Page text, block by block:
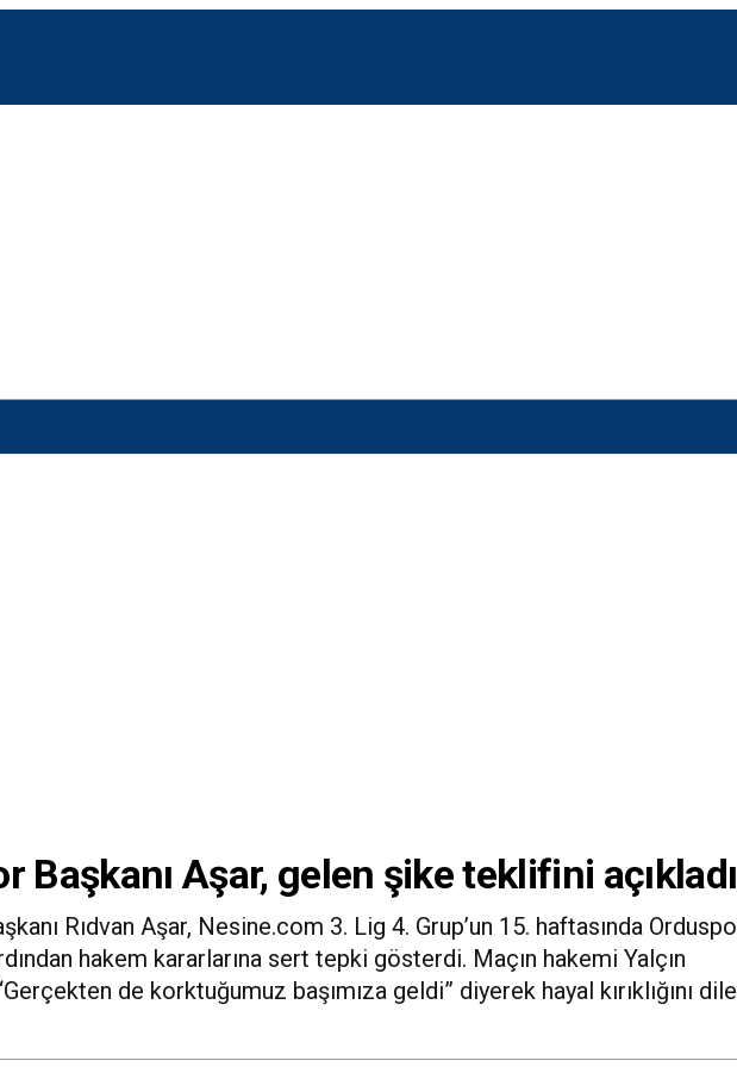
Başkanı Aşar, gelen şike teklifini açıkladı
Rıdvan Aşar, Nesine.com 3. Lig 4. Grup’un 15. haftasında
hakem kararlarına sert tepki gösterdi. Maçın hakemi Yalçın
de korktuğumuz başımıza geldi” diyerek hayal kırıklığını dile